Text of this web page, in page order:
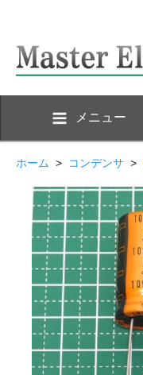
メニュー
ホーム > コンデンサ >